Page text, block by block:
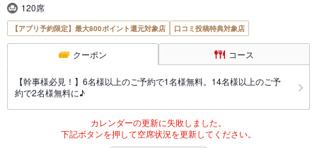
120席
【アプリ予約限定】最大800ポイント還元対象店 口コミ投稿特典対象店
クーポン コース
【幹事様必見！】6名様以上のご予約で1名様無料。14名様以上のご予
約で2名様無料に♪
カレンダーの更新に失敗しました。
下記ボタンを押して空席状況を更新してください。